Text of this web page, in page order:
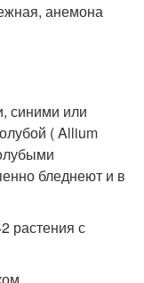
анемона
синими или
( Allium
бледнеют и в